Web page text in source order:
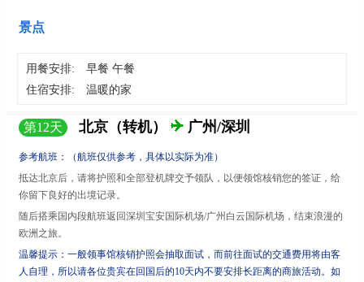
景点
用餐安排:
早餐 午餐
住宿安排:
温暖的家
第12天 北京（转机） 广州/深圳
参考航班：（航班仅供参考，具体以实际为准）
抵达北京后，请将护照和全部登机牌交予领队，以便领馆核销您的签证，给
你留下良好的出境记录。
随后搭乘国内段航班返回深圳宝安国际机场/广州白云国际机场，结束浪漫的
欧洲之旅。
温馨提示：一般领事馆核销护照会抽取面试，而前往面试的交通费用将由客
人自理，所以请各位贵宾在回国后的10天内不要安排长距离的商旅活动。如